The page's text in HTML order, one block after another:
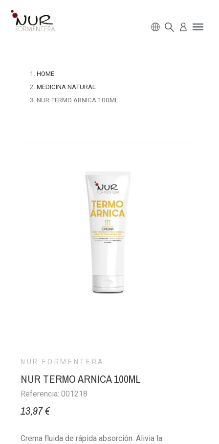
HOME
MEDICINA NATURAL
NUR TERMO ARNICA 100ML
NUR FORMENTERA
NUR TERMO ARNICA 100ML
Referencia: 001218
13,97 €
Crema fluida de rápida absorción. Alivia la